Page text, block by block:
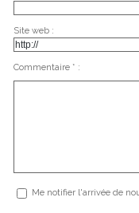
Site web :
Commentaire * :
Me notifier l'arrivée de